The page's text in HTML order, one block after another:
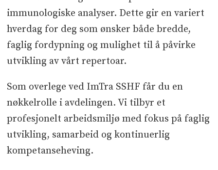
immunologiske analyser. Dette gir en variert
hverdag for deg som ønsker både bredde,
faglig fordypning og mulighet til å påvirke
utvikling av vårt repertoar.
Som overlege ved ImTra SSHF får du en
nøkkelrolle i avdelingen. Vi tilbyr et
profesjonelt arbeidsmiljø med fokus på faglig
utvikling, samarbeid og kontinuerlig
kompetanseheving.